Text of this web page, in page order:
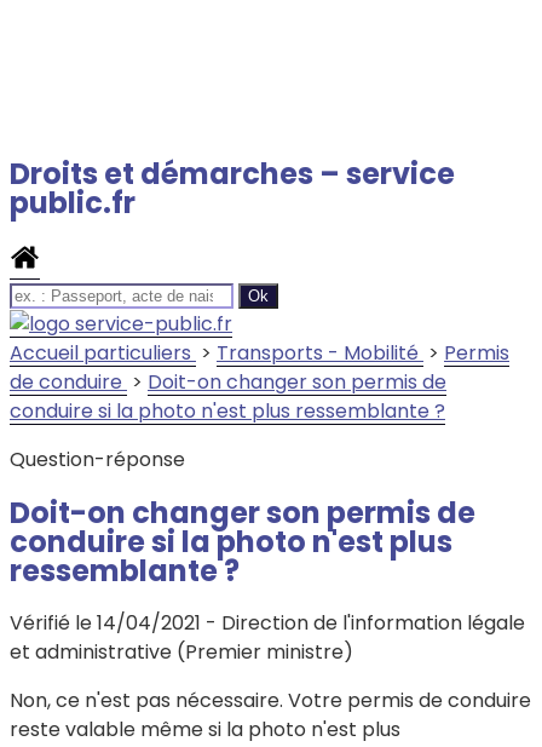
Droits et démarches – service
public.fr
Accueil particuliers > Transports - Mobilité > Permis
de conduire > Doit-on changer son permis de
conduire si la photo n'est plus ressemblante ?
Question-réponse
Doit-on changer son permis de
conduire si la photo n'est plus
ressemblante ?
Vérifié le 14/04/2021 - Direction de l'information légale
et administrative (Premier ministre)
Non, ce n'est pas nécessaire. Votre permis de conduire
reste valable même si la photo n'est plus